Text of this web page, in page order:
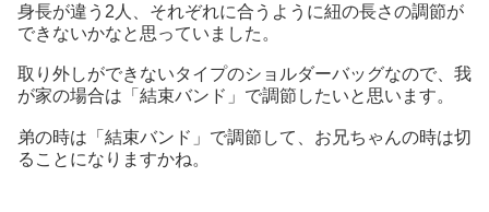
身長が違う2人、それぞれに合うように紐の長さの調節が
できないかなと思っていました。
取り外しができないタイプのショルダーバッグなので、我
が家の場合は「結束バンド」で調節したいと思います。
弟の時は「結束バンド」で調節して、お兄ちゃんの時は切
ることになりますかね。